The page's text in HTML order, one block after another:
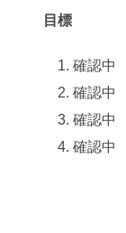
目標
確認中
確認中
確認中
確認中